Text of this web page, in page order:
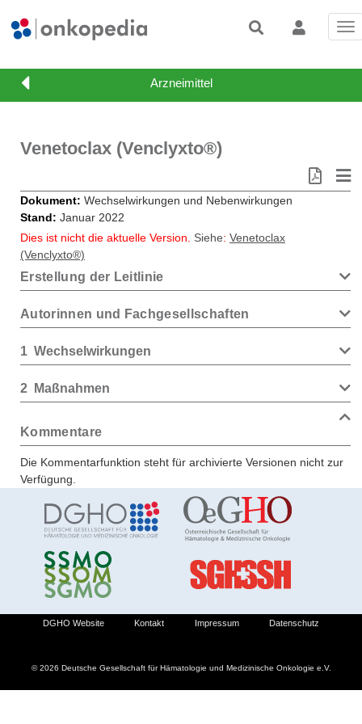
Venetoclax (Venclyxto®)
Dokument Wechselwirkungen und Nebenwirkungen
Stand
Januar 2022
Dies ist nicht die aktuelle Version.
Siehe: Venetoclax
(Venclyxto®)
Erstellung der Leitlinie
Autorinnen und Fachgesellschaften
1 Wechselwirkungen
2 Maßnahmen
Kommentare
Die Kommentarfunktion steht für archivierte Versionen nicht zur
Verfügung.
© 2026 Deutsche Gesellschaft für Hämatologie und Medizinische Onkologie e.V.
DGHO Website Kontakt Impressum Datenschutz